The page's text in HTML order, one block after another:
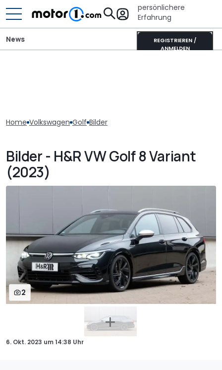
persönlichere
Erfahrung
REGISTRIEREN /
ANMELDEN
News
Home Volkswagen Golf Bilder
Bilder - H&R VW Golf 8 Variant
(2023)
2
6. Okt. 2023 um14:38 Uhr